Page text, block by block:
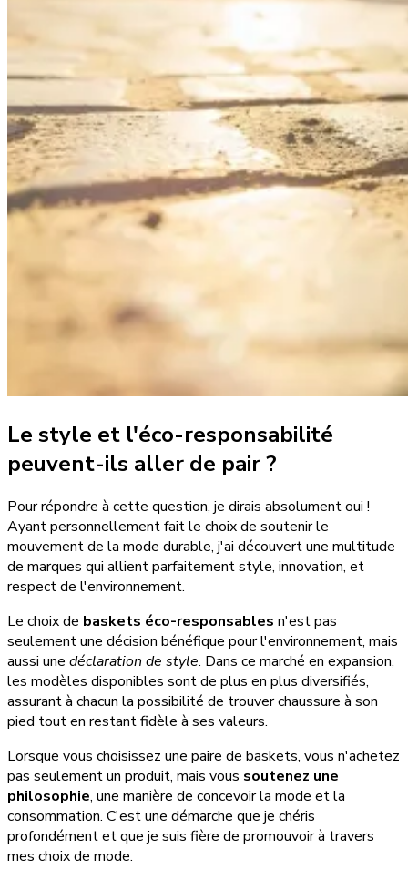
Le style et l'éco-responsabilité
peuvent-ils aller de pair ?
Pour répondre à cette question, je dirais absolument oui !
Ayant personnellement fait le choix de soutenir le
mouvement de la mode durable, j'ai découvert une multitude
de marques qui allient parfaitement style, innovation, et
respect de l'environnement.
Le choix de baskets éco-responsables n'est pas
seulement une décision bénéfique pour l'environnement, mais
aussi une déclaration de style. Dans ce marché en expansion,
les modèles disponibles sont de plus en plus diversifiés,
assurant à chacun la possibilité de trouver chaussure à son
pied tout en restant fidèle à ses valeurs.
Lorsque vous choisissez une paire de baskets, vous n'achetez
pas seulement un produit, mais vous soutenez une
philosophie, une manière de concevoir la mode et la
consommation. C'est une démarche que je chéris
profondément et que je suis fière de promouvoir à travers
mes choix de mode.